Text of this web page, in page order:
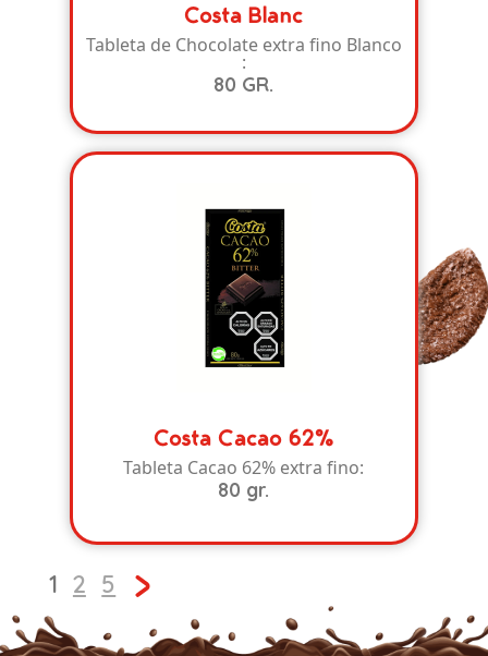
Costa Blanc
Tableta de Chocolate extra fino Blanco
:
80 GR.
Costa Cacao 62%
Tableta Cacao 62% extra fino:
80 gr.
1 2 5